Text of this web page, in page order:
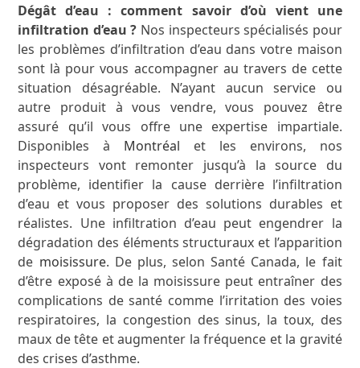
Dégât d’eau : comment savoir d’où vient une
infiltration d’eau ? Nos inspecteurs spécialisés pour
les problèmes d’infiltration d’eau dans votre maison
sont là pour vous accompagner au travers de cette
situation désagréable. N’ayant aucun service ou
autre produit à vous vendre, vous pouvez être
assuré qu’il vous offre une expertise impartiale.
Disponibles à Montréal
et les environs, nos
inspecteurs vont remonter jusqu’à la source du
problème, identifier la cause derrière l’infiltration
d’eau et vous proposer des solutions durables et
réalistes. Une infiltration d’eau peut engendrer la
dégradation des éléments structuraux et l’apparition
de moisissure. De plus, selon Santé Canada, le fait
d’être exposé à de la moisissure peut entraîner des
complications de santé comme l’irritation des voies
respiratoires, la congestion des sinus, la toux, des
maux de tête et augmenter la fréquence et la gravité
des crises d’asthme.